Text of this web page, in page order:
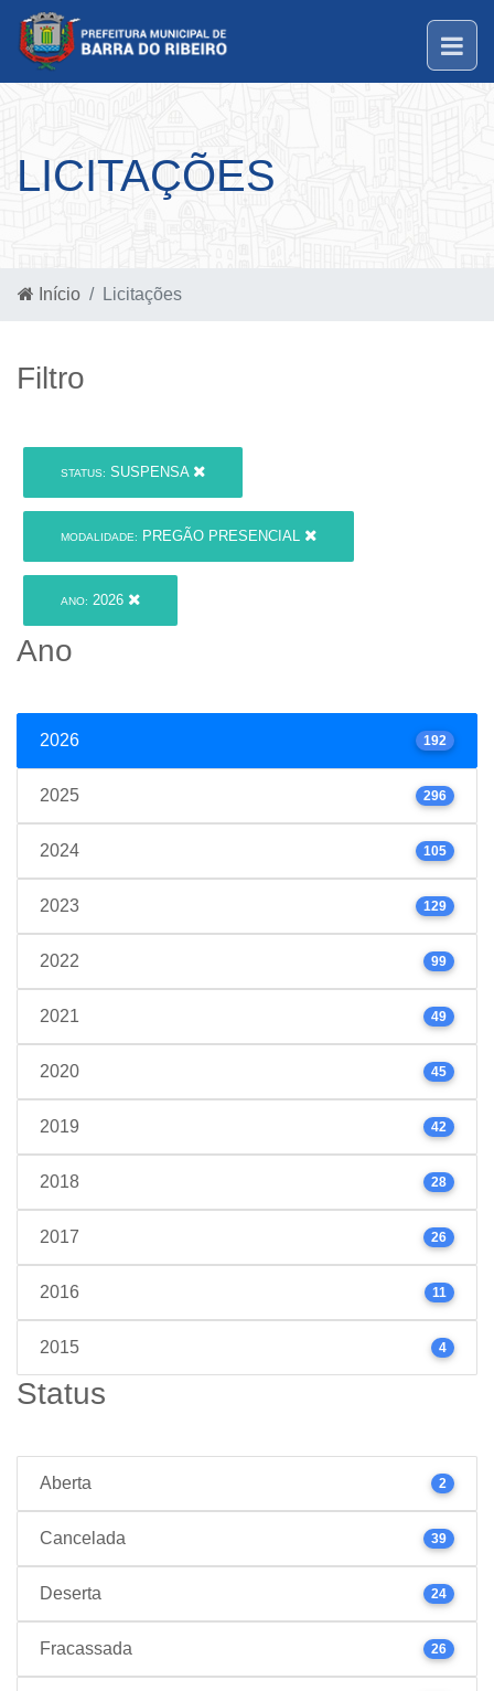
LICITAÇÕES
Início Licitações
Filtro
STATUS: SUSPENSA
MODALIDADE: PREGÃO PRESENCIAL
ANO: 2026
Ano
2026 192
2025 296
2024 105
2023 129
2022 99
2021 49
2020 45
2019 42
2018 28
2017 26
2016 11
2015 4
Status
Aberta 2
Cancelada 39
Deserta 24
Fracassada 26